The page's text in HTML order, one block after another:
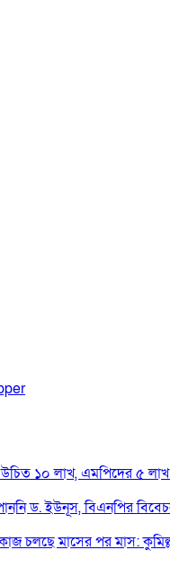
উচিত ১০ লাখ, এমপিদের ৫
পাননি ড. ইউনূস, বিএনপির
চলছে মাসের পর মাস: